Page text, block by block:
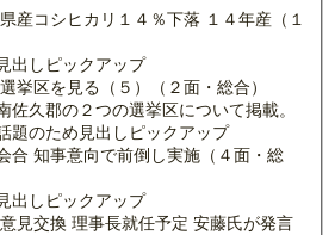
産コシヒカリ１４％下落 １４年産（１
出しピックアップ
挙区を見る（５）（２面・総合）
久郡の２つの選挙区について掲載。
題のため見出しピックアップ
合 知事意向で前倒し実施（４面・総
出しピックアップ
見交換 理事長就任予定 安藤氏が発言